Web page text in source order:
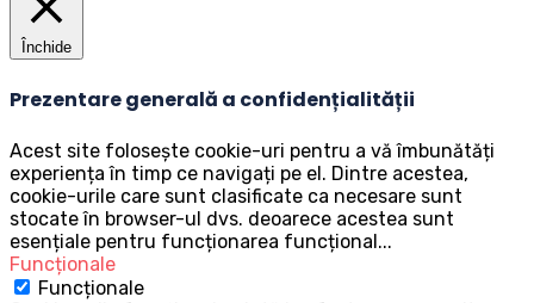
Închide
Prezentare generală a confidențialității
Acest site folosește cookie-uri pentru a vă îmbunătăți
experiența în timp ce navigați pe el. Dintre acestea,
cookie-urile care sunt clasificate ca necesare sunt
stocate în browser-ul dvs. deoarece acestea sunt
esențiale pentru funcționarea funcțional...
Funcționale
Funcționale